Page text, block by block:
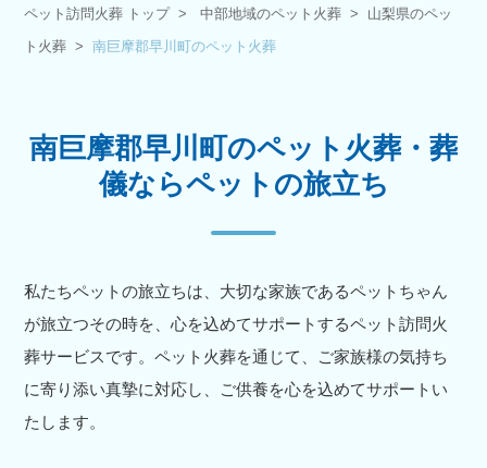
ペット訪問火葬 トップ 中部地域のペット火葬
山梨県のペッ
ト火葬
南巨摩郡早川町のペット火葬
南巨摩郡早川町のペット火葬・葬
儀ならペットの旅立ち
私たちペットの旅立ちは、大切な家族であるペットちゃん
が旅立つその時を、心を込めてサポートするペット訪問火
葬サービスです。ペット火葬を通じて、ご家族様の気持ち
に寄り添い真摯に対応し、ご供養を心を込めてサポートい
たします。